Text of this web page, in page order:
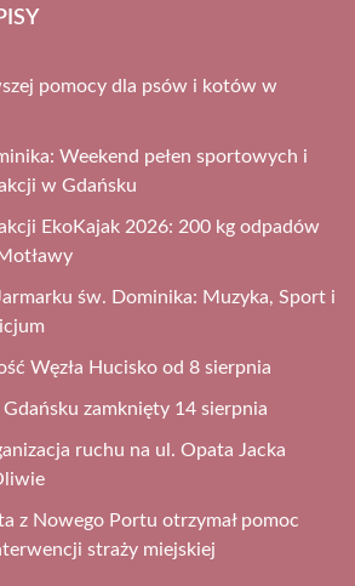
pomocy dla psów i kotów w
Weekend pełen sportowych i
w Gdańsku
EkoKajak 2026: 200 kg odpadów
św. Dominika: Muzyka, Sport i
Węzła Hucisko od 8 sierpnia
zamknięty 14 sierpnia
ruchu na ul. Opata Jacka
z Nowego Portu otrzymał pomoc
straży miejskiej